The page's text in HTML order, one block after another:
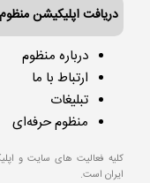
دریافت اپلیکیشن منظوم
درباره منظوم
ارتباط با ما
تبلیغات
منظوم حرفه‌ای
کلیه فعالیت های سایت و
ایران است.